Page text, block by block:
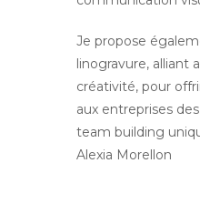
Je propose
linogravure, alliant
créativité, pour
aux entreprises
team building
Alexia Morellon